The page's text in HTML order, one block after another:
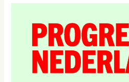
verdieping
succes